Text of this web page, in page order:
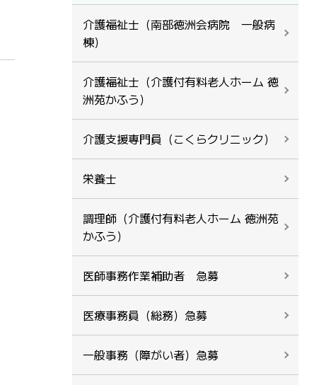
介護福祉士（南部徳洲会病院 一般病
棟）
介護福祉士（介護付有料老人ホーム 徳
洲苑かふう）
介護支援専門員（こくらクリニック）
栄養士
調理師（介護付有料老人ホーム 徳洲苑
かふう）
医師事務作業補助者 急募
医療事務員（総務）急募
一般事務（障がい者）急募